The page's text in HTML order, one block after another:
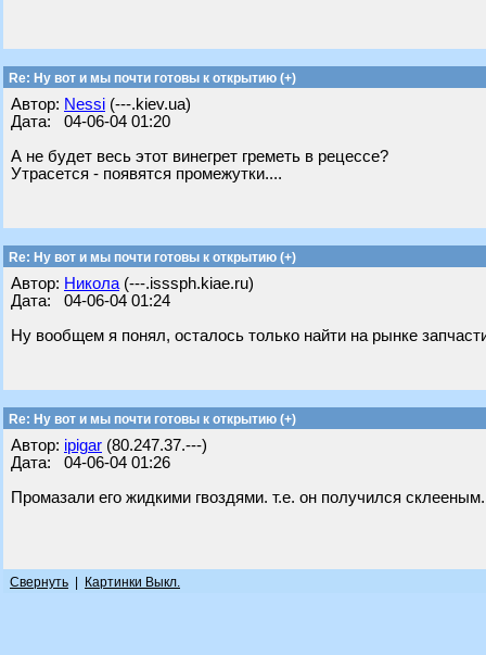
Re: Ну вот и мы почти готовы к открытию (+)
Автор: Nessi (---.kiev.ua)
Дата: 04-06-04 01:20
А не будет весь этот винегрет греметь в рецессе?
Утрасется - появятся промежутки....
Re: Ну вот и мы почти готовы к открытию (+)
Автор: Никола (---.isssph.kiae.ru)
Дата: 04-06-04 01:24
Ну вообщем я понял, осталось только найти на рынке
Re: Ну вот и мы почти готовы к открытию (+)
Автор: ipigar (80.247.37.---)
Дата: 04-06-04 01:26
Промазали его жидкими гвоздями. т.е. он получился
Свернуть Картинки Выкл.